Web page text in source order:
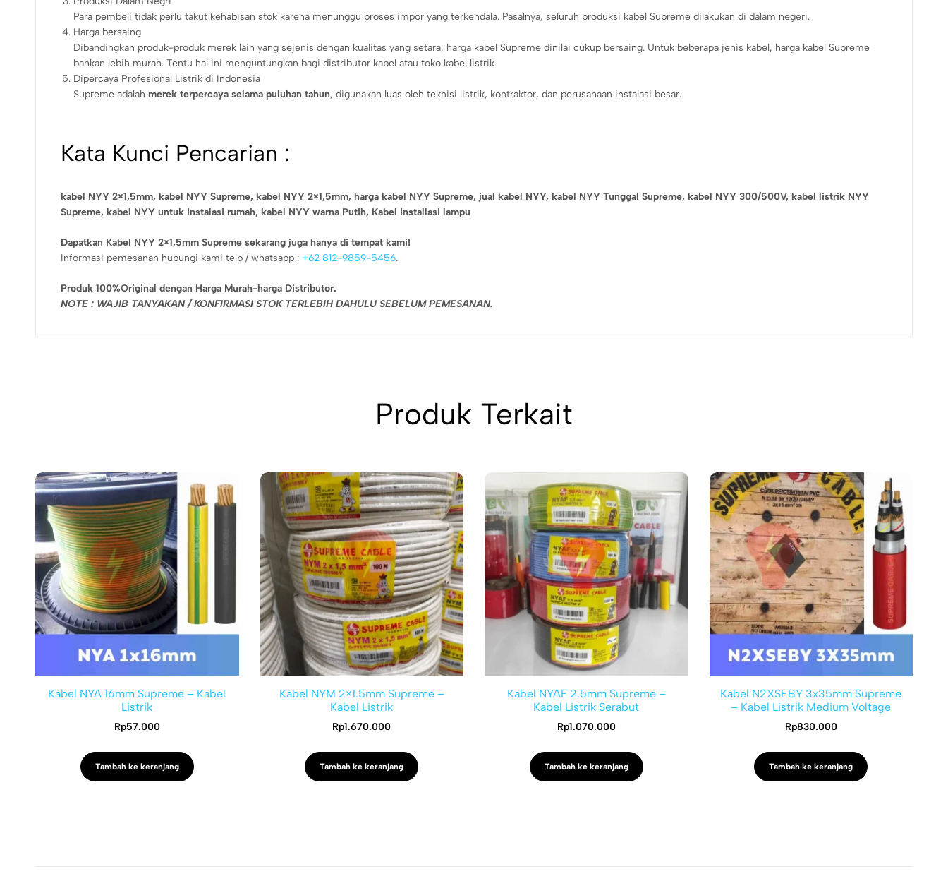
Para pembeli tidak perlu takut kehabisan stok karena menunggu proses impor yang terkendala. Pasalnya, seluruh produksi kabel Supreme dilakukan di dalam negeri.
Harga bersaing
Dibandingkan produk-produk merek lain yang sejenis dengan kualitas yang setara, harga kabel Supreme dinilai cukup bersaing. Untuk beberapa jenis kabel, harga kabel Supreme
bahkan lebih murah. Tentu hal ini menguntungkan bagi distributor kabel atau toko kabel listrik.
Dipercaya Profesional Listrik di Indonesia
Supreme adalahmerek terpercaya selama puluhan tahun, digunakan luas oleh teknisi listrik, kontraktor, dan perusahaan instalasi besar.
Kata Kunci Pencarian :
kabel NYY 2×1,5mm, kabel NYY Supreme, kabel NYY 2×1,5mm, harga kabel NYY Supreme, jual kabel NYY, kabel NYY Tunggal Supreme, kabel NYY 300/500V, kabel listrik NYY
Supreme, kabel NYY untuk instalasi rumah, kabel NYY warna Putih, Kabel installasi lampu
Dapatkan Kabel NYY 2×1,5mm Supreme sekarang juga hanya di tempat kami!
Informasi pemesanan hubungi kami telp / whatsapp : +62 812-9859-5456.
Produk 100%Original dengan Harga Murah-harga Distributor.
NOTE : WAJIB TANYAKAN / KONFIRMASI STOK TERLEBIH DAHULU SEBELUM PEMESANAN.
Produk Terkait
Kabel NYA 16mm Supreme – Kabel
Listrik
Rp57.000
Tambah ke keranjang
Kabel NYM 2×1.5mm Supreme –
Kabel Listrik
Rp1.670.000
Tambah ke keranjang
Kabel NYAF 2.5mm Supreme –
Kabel Listrik Serabut
Rp1.070.000
Tambah ke keranjang
Kabel N2XSEBY 3x35mm Supreme
– Kabel Listrik Medium Voltage
Rp830.000
Tambah ke keranjang